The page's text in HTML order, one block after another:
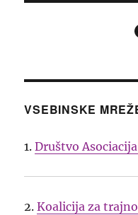
VSEBINSKE
1.Društvo
2.Koalicija za